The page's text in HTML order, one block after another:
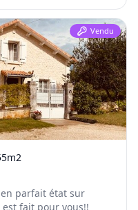
Vendu
parfait état sur
fait pour vous!!